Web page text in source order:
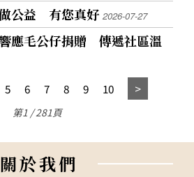
公益 有您真好2026-07-27
應毛公仔捐贈 傳遞社區溫
5 6 7 8 9 10
第1 / 281頁
關於我們